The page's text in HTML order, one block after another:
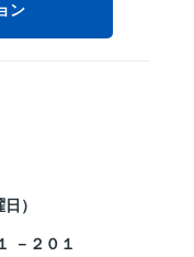
ン
）
－２０１